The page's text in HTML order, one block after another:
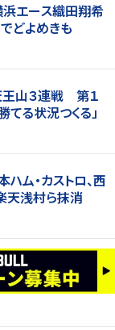
浜エース織田翔希
どよめきも
王山３連戦 第１
てる状況つくる」
ハム・カストロ、西
天浅村ら抹消